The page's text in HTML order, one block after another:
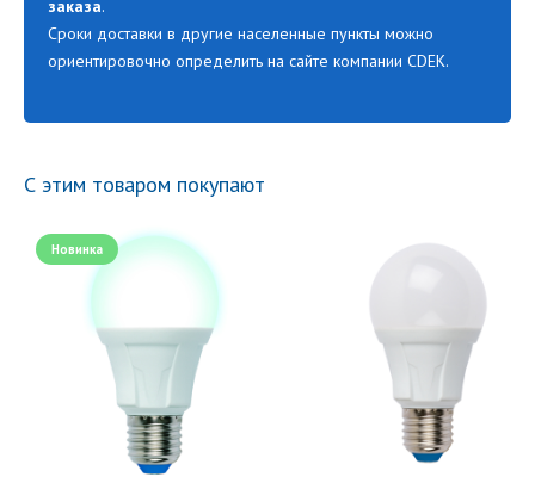
заказа.
Сроки доставки в другие населенные пункты можно
ориентировочно определить на сайте компании CDEK.
С этим товаром покупают
Новинка